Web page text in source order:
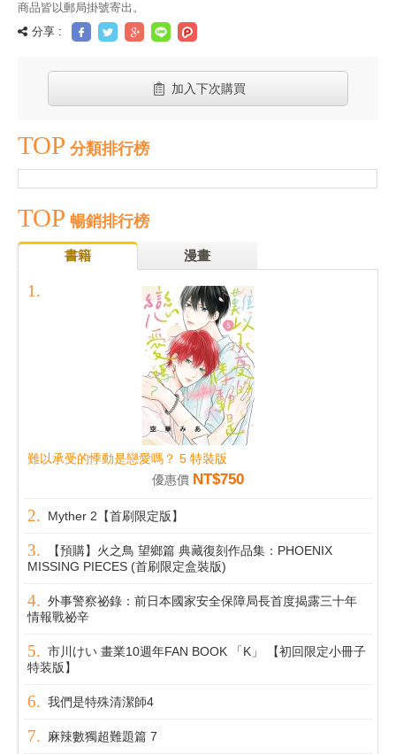
商品皆以郵局掛號寄出。
分享 :
加入下次購買
TOP 分類排行榜
TOP 暢銷排行榜
書籍 漫畫
難以承受的悸動是戀愛嗎？ 5 特裝版
優惠價 NT$750
Myther 2【首刷限定版】
【預購】火之鳥 望鄉篇 典藏復刻作品集：PHOENIX
MISSING PIECES (首刷限定盒裝版)
外事警察祕錄：前日本國家安全保障局長首度揭露三十年
情報戰祕辛
市川けい 畫業10週年FAN BOOK 「K」 【初回限定小冊子
特装版】
我們是特殊清潔師4
麻辣數獨超難題篇 7